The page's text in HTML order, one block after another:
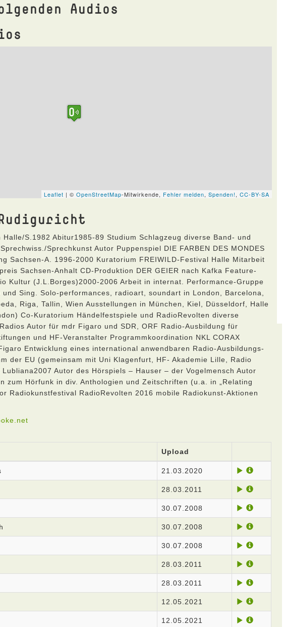
Audios
S.1982 Abitur1985-89 Studium Schlagzeug diverse Band- und
Sprechkunst Autor Puppenspiel DIE FARBEN DES MONDES
Sachsen-A. 1996-2000 Kuratorium FREIWILD-Festival Halle Mitarbeit
Sachsen-Anhalt CD-Produktion DER GEIER nach Kafka Feature-
Kultur (J.L.Borges)2000-2006 Arbeit in internat. Performance-Gruppe
Sing. Solo-performances, radioart, soundart in London, Barcelona,
Riga, Tallin, Wien Ausstellungen in München, Kiel, Düsseldorf, Halle
Co-Kuratorium Händelfestspiele und RadioRevolten diverse
Autor für mdr Figaro und SDR, ORF Radio-Ausbildung für
und HF-Veranstalter Programmkoordination NKL CORAX
Entwicklung eines international anwendbaren Radio-Ausbildungs-
der EU (gemeinsam mit Uni Klagenfurt, HF- Akademie Lille, Radio
Autor des Hörspiels – Hauser – der Vogelmensch Autor
zum Hörfunk in div. Anthologien und Zeitschriften (u.a. in „Relating
Radiokunstfestival RadioRevolten 2016 mobile Radiokunst-Aktionen
Upload
21.03.2020
28.03.2011
30.07.2008
30.07.2008
30.07.2008
28.03.2011
28.03.2011
12.05.2021
12.05.2021